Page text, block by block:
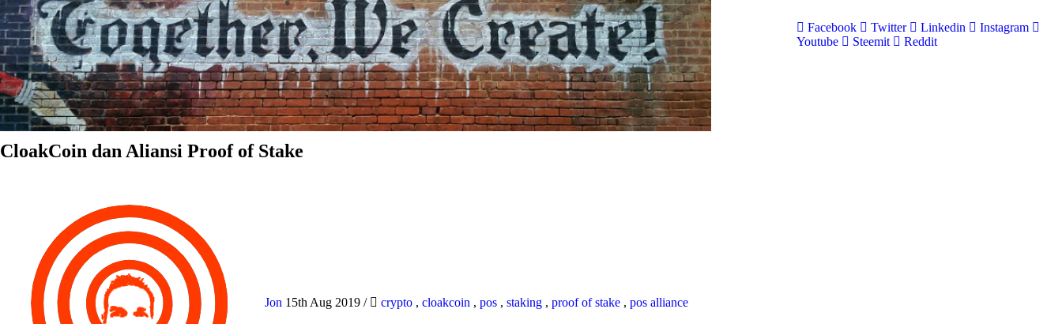
CloakCoin dan Aliansi Proof of Stake
Jon 15th Aug 2019 / crypto , cloakcoin , pos , staking , proof of stake , pos alliance
Facebook Twitter Linkedin
Instagram
Youtube
Steemit Reddit